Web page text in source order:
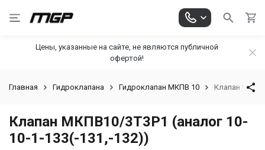
Цены, указанные на сайте, не являются публичной
офертой!
Главная Гидроклапана Гидроклапан МКПВ 10 Клапан
Клапан МКПВ10/3Т3Р1 (аналог 10-
10-1-133(-131,-132))